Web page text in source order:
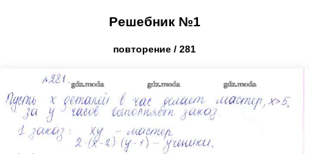
Решебник №1
повторение / 281